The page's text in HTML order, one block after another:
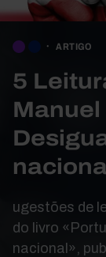
ARTIGO
5
Manuel
ugestões de
do livro
nacional»,